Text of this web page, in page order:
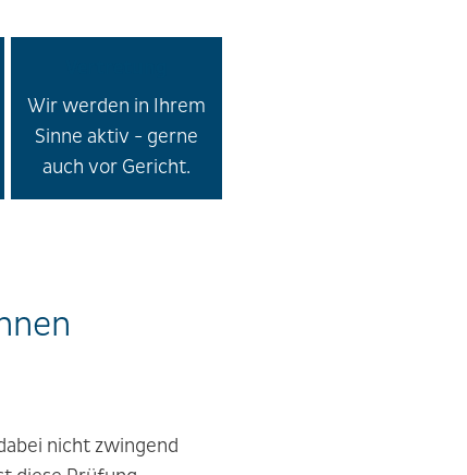
Wir werden in Ihrem
Sinne aktiv - gerne
auch vor Gericht.
nicht zwingend